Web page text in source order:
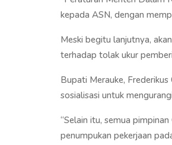
kepada ASN, dengan
Meski begitu lanjutnya,
terhadap tolak ukur
Bupati Merauke,
sosialisasi untuk
“Selain itu, semua
penumpukan pekerjaan